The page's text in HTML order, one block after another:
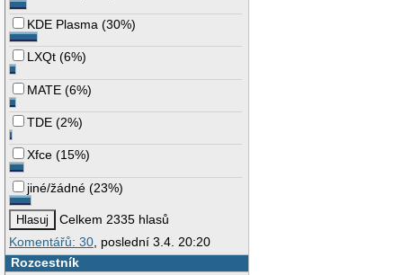
KDE Plasma (30%)
LXQt (6%)
MATE (6%)
TDE (2%)
Xfce (15%)
jiné/žádné (23%)
Celkem 2335 hlasů
Komentářů: 30, poslední 3.4. 20:20
Rozcestník